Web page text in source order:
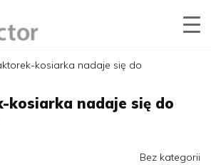
kosiarka nadaje się do
kosiarka nadaje się do
Bez kategorii